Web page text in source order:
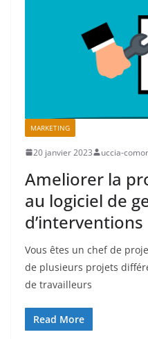
MARKETING
20 janvier 2023 uccia-
Ameliorer la
au logiciel de
d’interventions
Vous êtes un chef de
de plusieurs projets
de travailleurs
Read More